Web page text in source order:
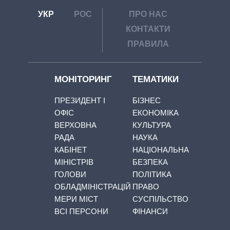
УКР РОС
ПРО НАС
КОНТАКТИ
ПРАВИЛА
МОНІТОРИНГ
ПРЕЗИДЕНТ І
ОФІС
ВЕРХОВНА
РАДА
КАБІНЕТ
МІНІСТРІВ
ГОЛОВИ
ОБЛАДМІНІСТРАЦІЙ
МЕРИ МІСТ
ВСІ ПЕРСОНИ
ТЕМАТИКИ
БІЗНЕС
ЕКОНОМІКА
КУЛЬТУРА
НАУКА
НАЦІОНАЛЬНА
БЕЗПЕКА
ПОЛІТИКА
ПРАВО
СУСПІЛЬСТВО
ФІНАНСИ